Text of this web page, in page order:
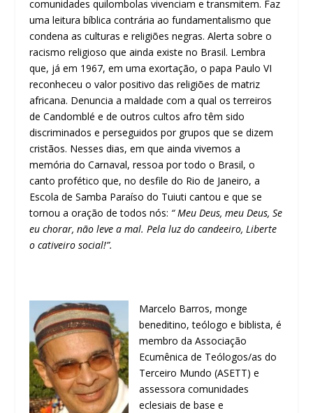
comunidades quilombolas vivenciam e transmitem. Faz
uma leitura bíblica contrária ao fundamentalismo que
condena as culturas e religiões negras. Alerta sobre o
racismo religioso que ainda existe no Brasil. Lembra
que, já em 1967, em uma exortação, o papa Paulo VI
reconheceu o valor positivo das religiões de matriz
africana. Denuncia a maldade com a qual os terreiros
de Candomblé e de outros cultos afro têm sido
discriminados e perseguidos por grupos que se dizem
cristãos. Nesses dias, em que ainda vivemos a
memória do Carnaval, ressoa por todo o Brasil, o
canto profético que, no desfile do Rio de Janeiro, a
Escola de Samba Paraíso do Tuiuti cantou e que se
tornou a oração de todos nós: “ Meu Deus, meu Deus, Se
eu chorar, não leve a mal. Pela luz do candeeiro, Liberte
o cativeiro social!”.
Marcelo Barros, monge
beneditino, teólogo e biblista, é
membro da Associação
Ecumênica de Teólogos/as do
Terceiro Mundo (ASETT) e
assessora comunidades
eclesiais de base e